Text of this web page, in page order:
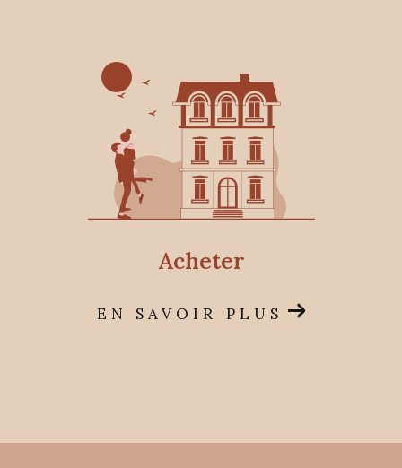
et transparente, réalisée par étude
comparative de marché (ECM), vous
permettant d'avoir une idée juste de la valeur
de votre propriété. (Voir conditions en agence)
Conseils Immobiliers Personnalisés
Nos experts en immobilier vous offrent des
juridiques, financiers et techniques de vos
projet est unique et nous nous engageons à
acheter
EN SAVOIR PLUS